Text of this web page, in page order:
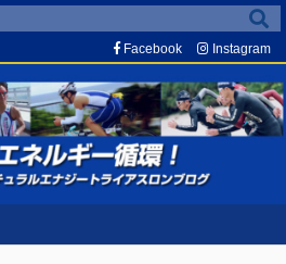
Facebook Instagram